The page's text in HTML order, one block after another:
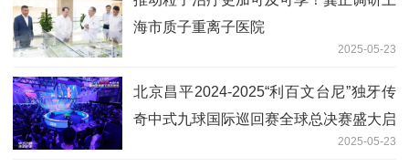
海市质子重离子医院
2025-05-23
北京昌平2024-2025“利百文台尼”独牙传
奇中式九球国际巡回赛全球总决赛盛大启
2025-05-23